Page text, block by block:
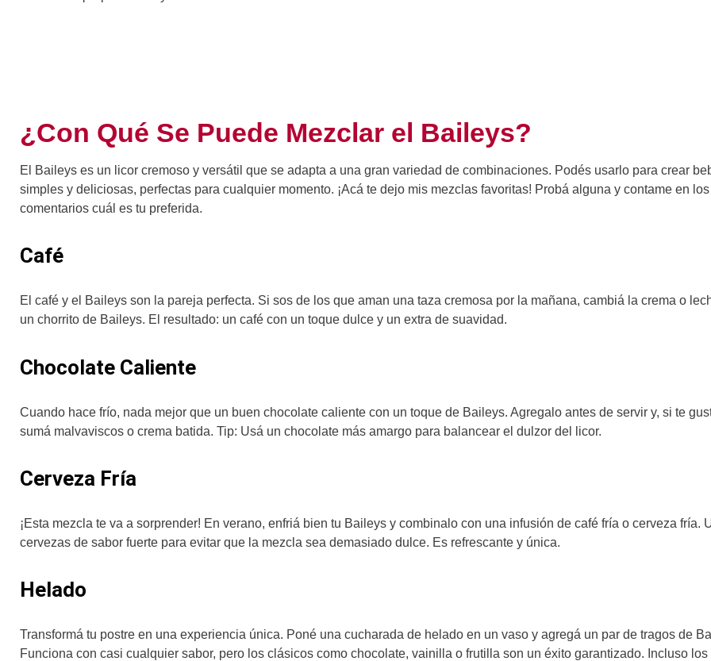
¿Con Qué Se Puede Mezclar el Baileys?
El Baileys es un licor cremoso y versátil que se adapta a una gran variedad de combinaciones. Podés usarlo para crear
simples y deliciosas, perfectas para cualquier momento. ¡Acá te dejo mis mezclas favoritas! Probá alguna y contame en los
comentarios cuál es tu preferida.
Café
El café y el Baileys son la pareja perfecta. Si sos de los que aman una taza cremosa por la mañana, cambiá la crema o
un chorrito de Baileys. El resultado: un café con un toque dulce y un extra de suavidad.
Chocolate Caliente
Cuando hace frío, nada mejor que un buen chocolate caliente con un toque de Baileys. Agregalo antes de servir y, si te
sumá malvaviscos o crema batida. Tip: Usá un chocolate más amargo para balancear el dulzor del licor.
Cerveza Fría
¡Esta mezcla te va a sorprender! En verano, enfriá bien tu Baileys y combinalo con una infusión de café fría o cerveza fría.
cervezas de sabor fuerte para evitar que la mezcla sea demasiado dulce. Es refrescante y única.
Helado
Transformá tu postre en una experiencia única. Poné una cucharada de helado en un vaso y agregá un par de tragos de
Funciona con casi cualquier sabor, pero los clásicos como chocolate, vainilla o frutilla son un éxito garantizado. Incluso los